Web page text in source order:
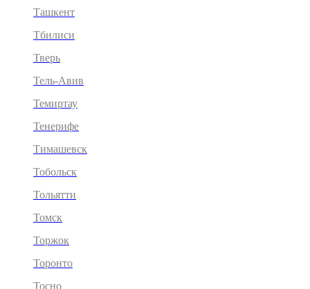
Ташкент
Тбилиси
Тверь
Тель-Авив
Темиртау
Тенерифе
Тимашевск
Тобольск
Тольятти
Томск
Торжок
Торонто
Тосно